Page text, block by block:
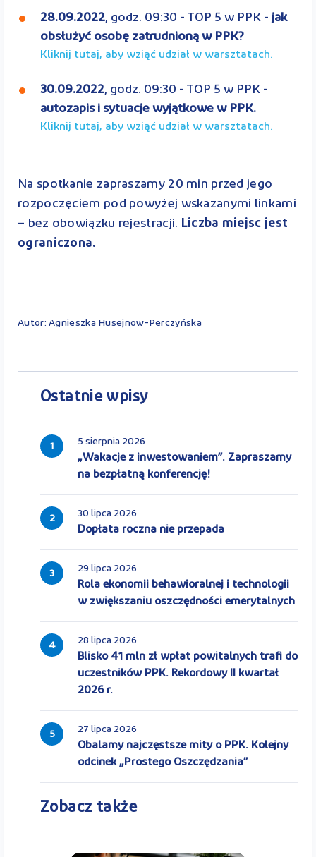
28.09.2022, godz. 09:30 - TOP 5 w PPK - jak
obsłużyć osobę zatrudnioną w PPK?
Kliknij tutaj, aby wziąć udział w warsztatach.
30.09.2022, godz. 09:30 - TOP 5 w PPK -
autozapis i sytuacje wyjątkowe w PPK.
Kliknij tutaj, aby wziąć udział w warsztatach.
Na spotkanie zapraszamy 20 min przed jego
rozpoczęciem pod powyżej wskazanymi linkami
– bez obowiązku rejestracji. Liczba miejsc jest
ograniczona.
Autor: Agnieszka Husejnow-Perczyńska
Ostatnie wpisy
1 5 sierpnia 2026
„Wakacje z inwestowaniem”. Zapraszamy
na bezpłatną konferencję!
2 30 lipca 2026
Dopłata roczna nie przepada
3 29 lipca 2026
Rola ekonomii behawioralnej i technologii
w zwiększaniu oszczędności emerytalnych
4 28 lipca 2026
Blisko 41 mln zł wpłat powitalnych trafi do
uczestników PPK. Rekordowy II kwartał
2026 r.
5 27 lipca 2026
Obalamy najczęstsze mity o PPK. Kolejny
odcinek „Prostego Oszczędzania”
Zobacz także